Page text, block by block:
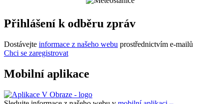
Přihlášení k odběru zpráv
Dostávejte informace z našeho webu prostřednictvím e-mailů
Chci se zaregistrovat
Mobilní aplikace